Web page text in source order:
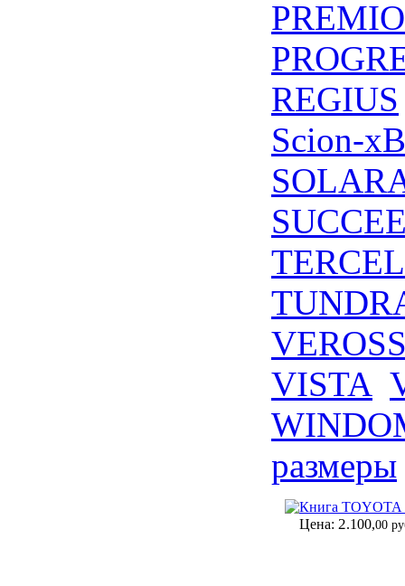
PREMIO
REGIUS
Scion-xB
TERCEL
VISTA
размеры
Книга TOYOTA
Цена: 2.100,00